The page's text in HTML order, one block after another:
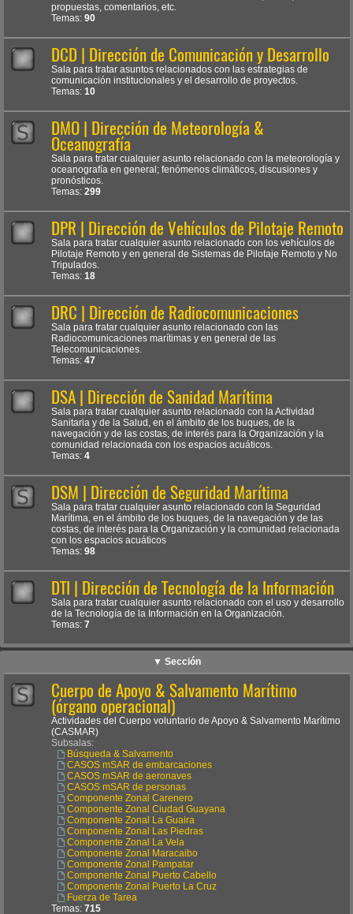
propuestas, comentarios, etc.
Temas: 90
DCD | Dirección de Comunicación y Desarrollo
Sala para tratar asuntos relacionados con las estrategias de
comunicación institucionales y el desarrollo de proyectos.
Temas: 10
DMO | Dirección de Meteorología &
Oceanografía
Sala para tratar cualquier asunto relacionado con la meteorología y
oceanografía en general; fenómenos climáticos, discusiones y
pronósticos.
Temas: 299
DPR | Dirección de Vehículos de Pilotaje Remoto
Sala para tratar cualquier asunto relacionado con los vehículos de
Pilotaje Remoto y en general de Sistemas de Pilotaje Remoto y No
Tripulados.
Temas: 18
DRC | Dirección de Radiocomunicaciones
Sala para tratar cualquier asunto relacionado con las
Radiocomunicaciones marítimas y en general de las
Telecomunicaciones.
Temas: 47
DSA | Dirección de Sanidad Marítima
Sala para tratar cualquier asunto relacionado con la Actividad
Sanitaria y de la Salud, en el ámbito de los buques, de la
navegación y de las costas, de interés para la Organización y la
comunidad relacionada con los espacios acuáticos.
Temas: 4
DSM | Dirección de Seguridad Marítima
Sala para tratar cualquier asunto relacionado con la Seguridad
Marítima, en el ámbito de los buques, de la navegación y de las
costas, de interés para la Organización y la comunidad relacionada
con los espacios acuáticos
Temas: 98
DTI | Dirección de Tecnología de la Información
Sala para tratar cualquier asunto relacionado con el uso y desarrollo
de la Tecnología de la Información en la Organización.
Temas: 7
▼ Sección
Cuerpo de Apoyo & Salvamento Marítimo
(órgano operacional)
Actividades del Cuerpo voluntario de Apoyo & Salvamento Marítimo
(CASMAR)
Subsalas:
Búsqueda & Salvamento
CASOS mSAR de embarcaciones
CASOS mSAR de aeronaves
CASOS mSAR de personas
Componente Zonal Carenero
Componente Zonal Ciudad Guayana
Componente Zonal La Guaira
Componente Zonal Las Piedras
Componente Zonal La Vela
Componente Zonal Maracaibo
Componente Zonal Pampatar
Componente Zonal Puerto Cabello
Componente Zonal Puerto La Cruz
Fuerza de Tarea
Temas: 715